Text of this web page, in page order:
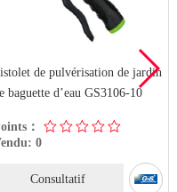
de pulvérisation de jardin
baguette d’eau GS3106-10
：
0
Consultatif